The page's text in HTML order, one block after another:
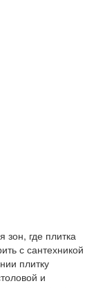
зон, где плитка
с сантехникой
плитку
и